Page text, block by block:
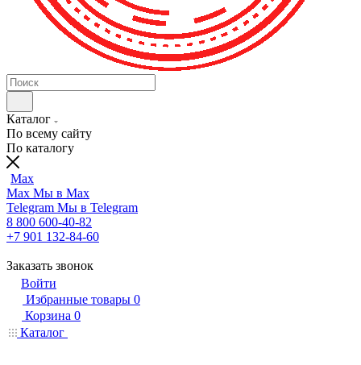
Каталог
По всему сайту
По каталогу
Max
Max Мы в Max
Telegram Мы в Telegram
8 800 600-40-82
+7 901 132-84-60
Заказать звонок
Войти
Избранные товары 0
Корзина 0
Каталог